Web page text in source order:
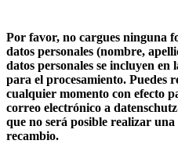
Por favor, no cargues ninguna
datos personales (nombre,
datos personales se incluyen en
para el procesamiento. Puedes
cualquier momento con efecto
correo electrónico a
que no será posible realizar
recambio.